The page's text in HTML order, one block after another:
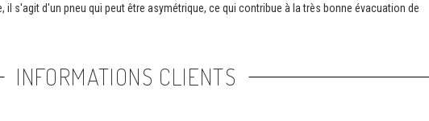
il s'agit d'un pneu qui peut être asymétrique, ce qui contribue à la très bonne évacuation de
INFORMATIONS CLIENTS